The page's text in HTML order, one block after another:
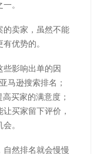
。
的卖家，虽然不能
优势的。
些影响出单的因
马逊搜索排名；
买家的满意度；
买家留下评价，
。
自然排名就会慢慢